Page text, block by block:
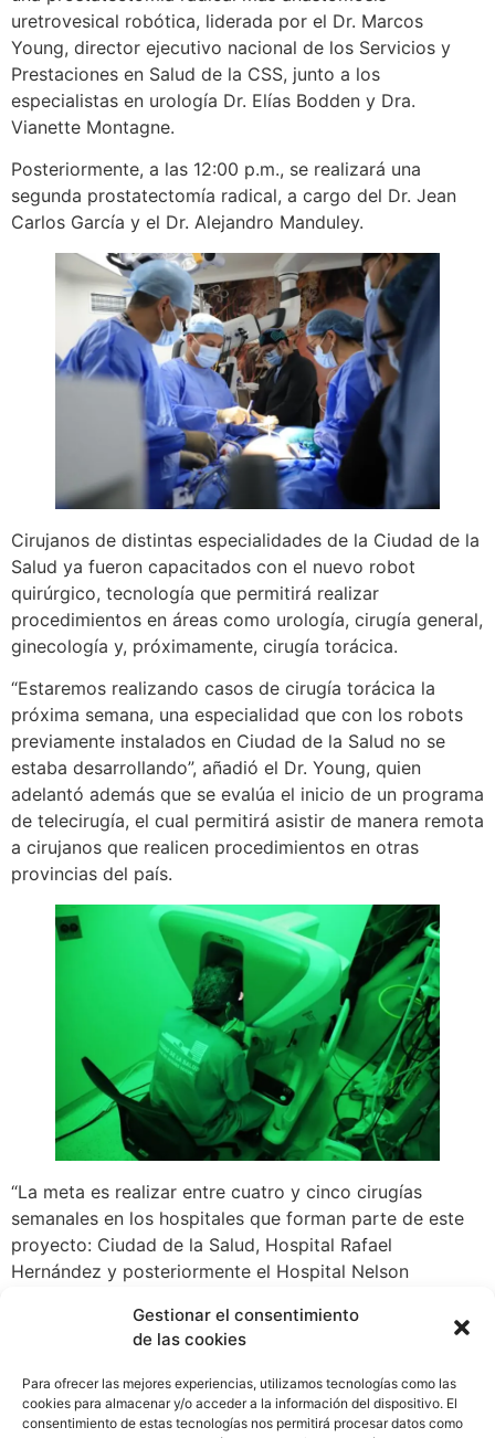
Gestionar el consentimiento
de las cookies
Para ofrecer las mejores experiencias, utilizamos tecnologías como las
cookies para almacenar y/o acceder a la información del dispositivo. El
consentimiento de estas tecnologías nos permitirá procesar datos como
uretrovesical robótica, liderada por el Dr. Marcos
Young, director ejecutivo nacional de los Servicios y
Prestaciones en Salud de la CSS, junto a los
especialistas en urología Dr. Elías Bodden y Dra.
Vianette Montagne.
Posteriormente, a las 12:00 p.m., se realizará una
segunda prostatectomía radical, a cargo del Dr. Jean
Carlos García y el Dr. Alejandro Manduley.
Cirujanos de distintas especialidades de la Ciudad de la
Salud ya fueron capacitados con el nuevo robot
quirúrgico, tecnología que permitirá realizar
procedimientos en áreas como urología, cirugía general,
ginecología y, próximamente, cirugía torácica.
“Estaremos realizando casos de cirugía torácica la
próxima semana, una especialidad que con los robots
previamente instalados en Ciudad de la Salud no se
estaba desarrollando”, añadió el Dr. Young, quien
adelantó además que se evalúa el inicio de un programa
de telecirugía, el cual permitirá asistir de manera remota
a cirujanos que realicen procedimientos en otras
provincias del país.
“La meta es realizar entre cuatro y cinco cirugías
semanales en los hospitales que forman parte de este
proyecto: Ciudad de la Salud, Hospital Rafael
Hernández y posteriormente el Hospital Nelson
Con esta incorporación, la CSS cuenta ahora con un
representa importantes beneficios para los pacientes, al
permitir intervenciones más precisas, menos invasivas y